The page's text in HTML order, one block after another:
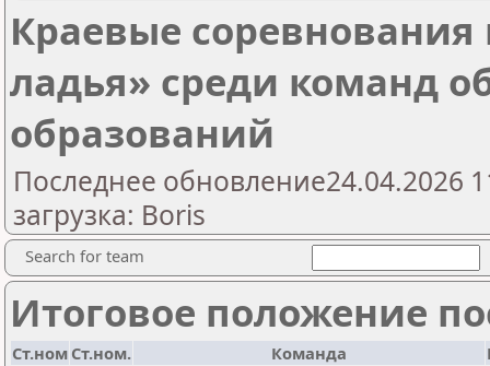
Краевые
ладья» среди команд
образований
Последнее обновление24.04.2026
загрузка: Boris
Search for team
Итоговое положение
Ст.ном Ст.ном. Команда